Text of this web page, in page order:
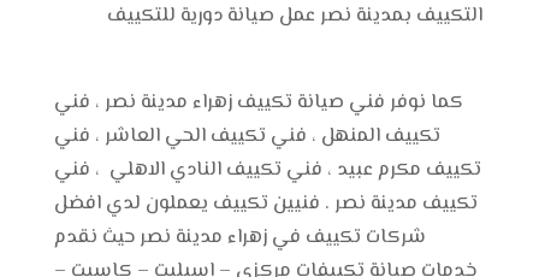
التكييف بمدينة نصر عمل صيانة دورية للتكييف
كما نوفر فني صيانة تكييف زهراء مدينة نصر ، فني
تكييف المنهل ، فني تكييف الحي العاشر ، فني
تكييف مكرم عبيد ، فني تكييف النادي الاهلي ، فني
تكييف مدينة نصر . فنيين تكييف يعملون لدي افضل
شركات تكييف في زهراء مدينة نصر حيث نقدم